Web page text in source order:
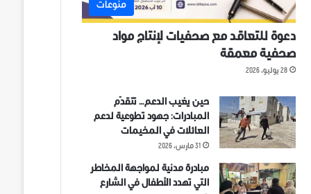
منوعات
دعوة للتعاقد مع صحفيات لإنتاج مواد
صحفية معمقة
28 يوليو، 2026
حين يغيب الدعم… تتقدّم
المبادرات: جهود تطوعية لدعم
العائلات في المخيمات
31 مارس، 2026
مبادرة مدنية لمواجهة المخاطر
التي تهدد الأطفال في الشارع